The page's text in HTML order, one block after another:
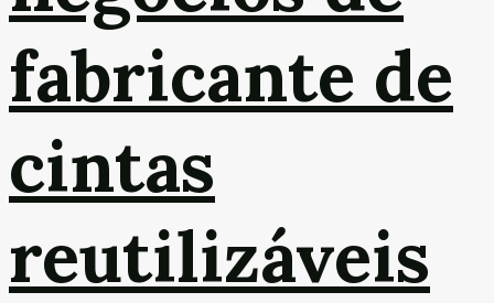
fabricante de
cintas
reutilizáveis